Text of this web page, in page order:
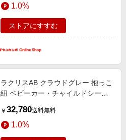
1.0%
ストアにすすむ
ラクリスAB クラウドグレー 抱っこ
紐 ベビーカー・チャイルドシー
グッズ 抱っこ紐・スリング
￥ 32,780送料無料
1.0%